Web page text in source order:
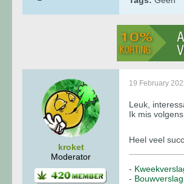
kroket
Moderator
19 February
Leuk,
Ik mis
Heel veel
-
-